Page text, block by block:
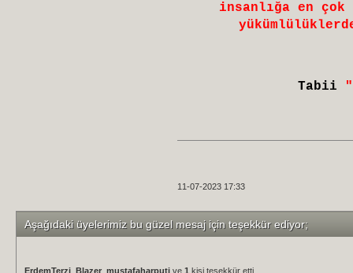
insanlığa en
Tabii
11-07-2023 17:33
Aşağıdaki üyelerimiz bu güzel mesaj için teşekkür ediyor;
ErdemTerzi Blazer mustafaharputi ve 1 kişi teşekkür etti.